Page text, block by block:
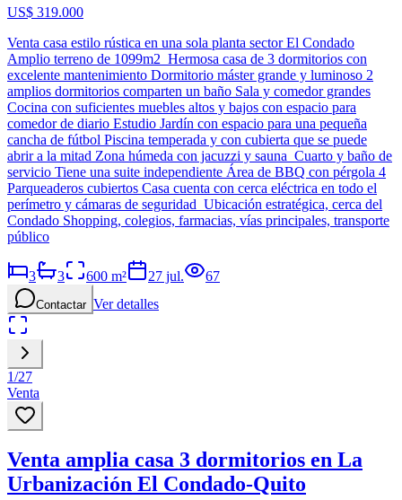
US$ 319.000
Venta casa estilo rústica en una sola planta sector El Condado
Amplio terreno de 1099m2 Hermosa casa de 3 dormitorios con
excelente mantenimiento Dormitorio máster grande y luminoso 2
amplios dormitorios comparten un baño Sala y comedor grandes
Cocina con suficientes muebles altos y bajos con espacio para
comedor de diario Estudio Jardín con espacio para una pequeña
cancha de fútbol Piscina temperada y con cubierta que se puede
abrir a la mitad Zona húmeda con jacuzzi y sauna Cuarto y baño de
servicio Tiene una suite independiente Área de BBQ con pérgola 4
Parqueaderos cubiertos Casa cuenta con cerca eléctrica en todo el
perímetro y cámaras de seguridad Ubicación estratégica, cerca del
Condado Shopping, colegios, farmacias, vías principales, transporte
público
3 3 600 m² 27 jul. 67
Contactar Ver detalles
1/27
Venta
Venta amplia casa 3 dormitorios en La
Urbanización El Condado-Quito